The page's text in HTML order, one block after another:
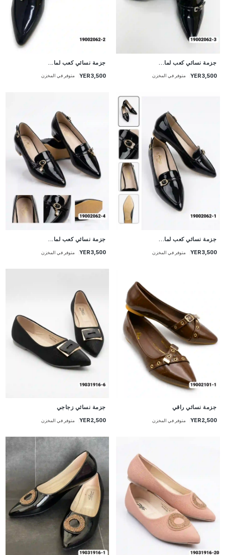
جزمة نسائي كعب لما...
YER3,500 متوفر في المخزن
جزمة نسائي كعب لما...
YER3,500 متوفر في المخزن
جزمة نسائي كعب لما...
YER3,500 متوفر في المخزن
جزمة نسائي كعب لما...
YER3,500 متوفر في المخزن
جزمة نسائي راقي
YER2,500 متوفر في المخزن
جزمة نسائي زجاجي
YER2,500 متوفر في المخزن